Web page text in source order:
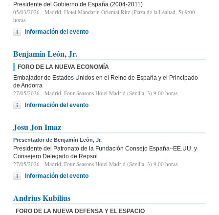
Presidente del Gobierno de España (2004-2011)
05/03/2026 - Madrid, Hotel Mandarin Oriental Ritz (Plaza de la Lealtad, 5) 9:00
horas
Información del evento
Benjamín León, Jr.
FORO DE LA NUEVA ECONOMÍA
Embajador de Estados Unidos en el Reino de España y el Principado
de Andorra
27/05/2026 - Madrid, Four Seasons Hotel Madrid (Sevilla, 3) 9.00 horas
Información del evento
Josu Jon Imaz
Presentador de Benjamín León, Jr.
Presidente del Patronato de la Fundación Consejo España–EE.UU. y
Consejero Delegado de Repsol
27/05/2026 - Madrid, Four Seasons Hotel Madrid (Sevilla, 3) 9.00 horas
Información del evento
Andrius Kubilius
FORO DE LA NUEVA DEFENSA Y EL ESPACIO